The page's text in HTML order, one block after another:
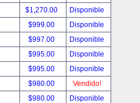
$1,270.00
Disponible
$999.00
Disponible
$997.00
Disponible
$995.00
Disponible
$995.00
Disponible
$980.00
Vendido!
$980.00
Disponible